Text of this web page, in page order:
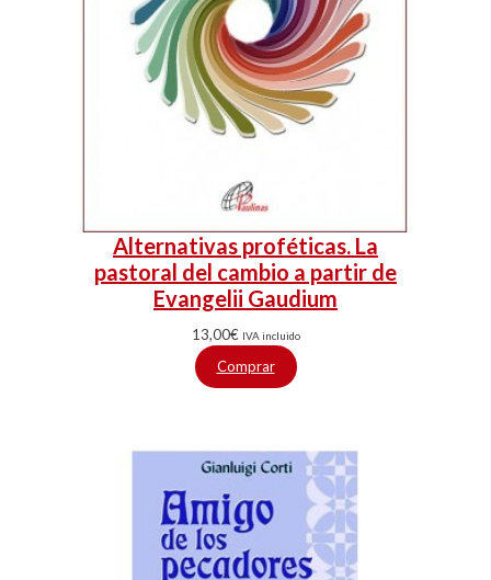
Alternativas proféticas. La
pastoral del cambio a partir de
Evangelii Gaudium
13,00€ IVA incluido
Comprar